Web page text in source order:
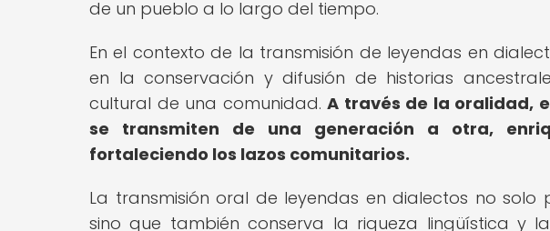
de un pueblo a lo largo del tiempo.
En el contexto de la transmisión de leyendas en
en la conservación y difusión de historias
cultural de una comunidad.A través de la oralidad,
se transmiten de una generación a otra,
fortaleciendo los lazos comunitarios.
La transmisión oral de leyendas en dialectos no solo
sino que también conserva la riqueza lingüística y